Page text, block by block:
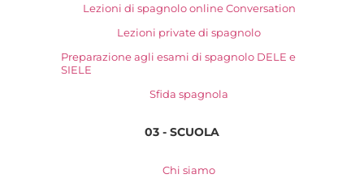
Lezioni di spagnolo online Conversation
Lezioni private di spagnolo
Preparazione agli esami di spagnolo DELE e
SIELE
Sfida spagnola
03 - SCUOLA
Chi siamo